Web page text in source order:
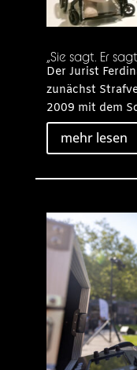
„Sie sagt. Er
Der Jurist
zunächst
2009 mit dem
mehr lesen